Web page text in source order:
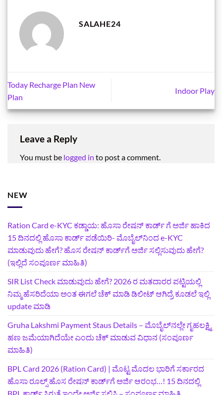
SALAHE24
Today Recharge Plan New
Plan
Indoor Play
Leave a Reply
You must be logged in to post a comment.
NEW
Ration Card e-KYC ಕಡ್ಡಾಯ: ಹೊಸಾ ರೇಷನ್‌ ಕಾರ್ಡ್‌ ಗೆ ಅರ್ಜಿ ಹಾಕಿದ
15 ದಿನದಲ್ಲಿ ಹೊಸಾ ಕಾರ್ಡ್‌ ಪಡೆಯಿರಿ- ಮೊಬೈಲ್‌ನಿಂದ e-KYC
ಮಾಡುವುದು ಹೇಗೆ? ಹೊಸ ರೇಷನ್ ಕಾರ್ಡ್‌ಗೆ ಅರ್ಜಿ ಸಲ್ಲಿಸುವುದು ಹೇಗೆ?
(ಇಲ್ಲಿದೆ ಸಂಪೂರ್ಣ ಮಾಹಿತಿ)
SIR List Check ಮಾಡುವುದು ಹೇಗೆ? 2026 ರ ಮತದಾರರ ಪಟ್ಟಿಯಲ್ಲಿ
ನಿಮ್ಮ ಹೆಸರಿದೆಯಾ ಅಂತ ಈಗಲೆ ಚೆಕ್‌ ಮಾಡಿ ಡಿಲೀಟ್‌ ಆಗಿದ್ರೆ ಕೂಡಲೆ ಇಲ್ಲಿ
update ಮಾಡಿ
Gruha Lakshmi Payment Staus Details – ಮೊಬೈಲ್‌ನಲ್ಲೇ ಗೃಹಲಕ್ಷ್ಮಿ
ಹಣ ಜಮೆಯಾಗಿದೆಯೇ ಎಂದು ಚೆಕ್ ಮಾಡುವ ವಿಧಾನ (ಸಂಪೂರ್ಣ
ಮಾಹಿತಿ)
BPL Card 2026 (Ration Card) | ಮೊಟ್ಟ ಮೊದಲ ಭಾರಿಗೆ ಸರ್ಕಾರದ
ಹೊಸಾ ರೂಲ್ಸ್ ಹೊಸ ರೇಷನ್ ಕಾರ್ಡ್‌ಗೆ ಅರ್ಜಿ ಆರಂಭ…! 15 ದಿನದಲ್ಲಿ
BPL ಕಾರ್ಡ್ ಸಿಗುತ್ತೆ ಇಂದೇ ಅರ್ಜಿ ಸಲ್ಲಿಸಿ – ಸಂಪೂರ್ಣ ಮಾಹಿತಿ